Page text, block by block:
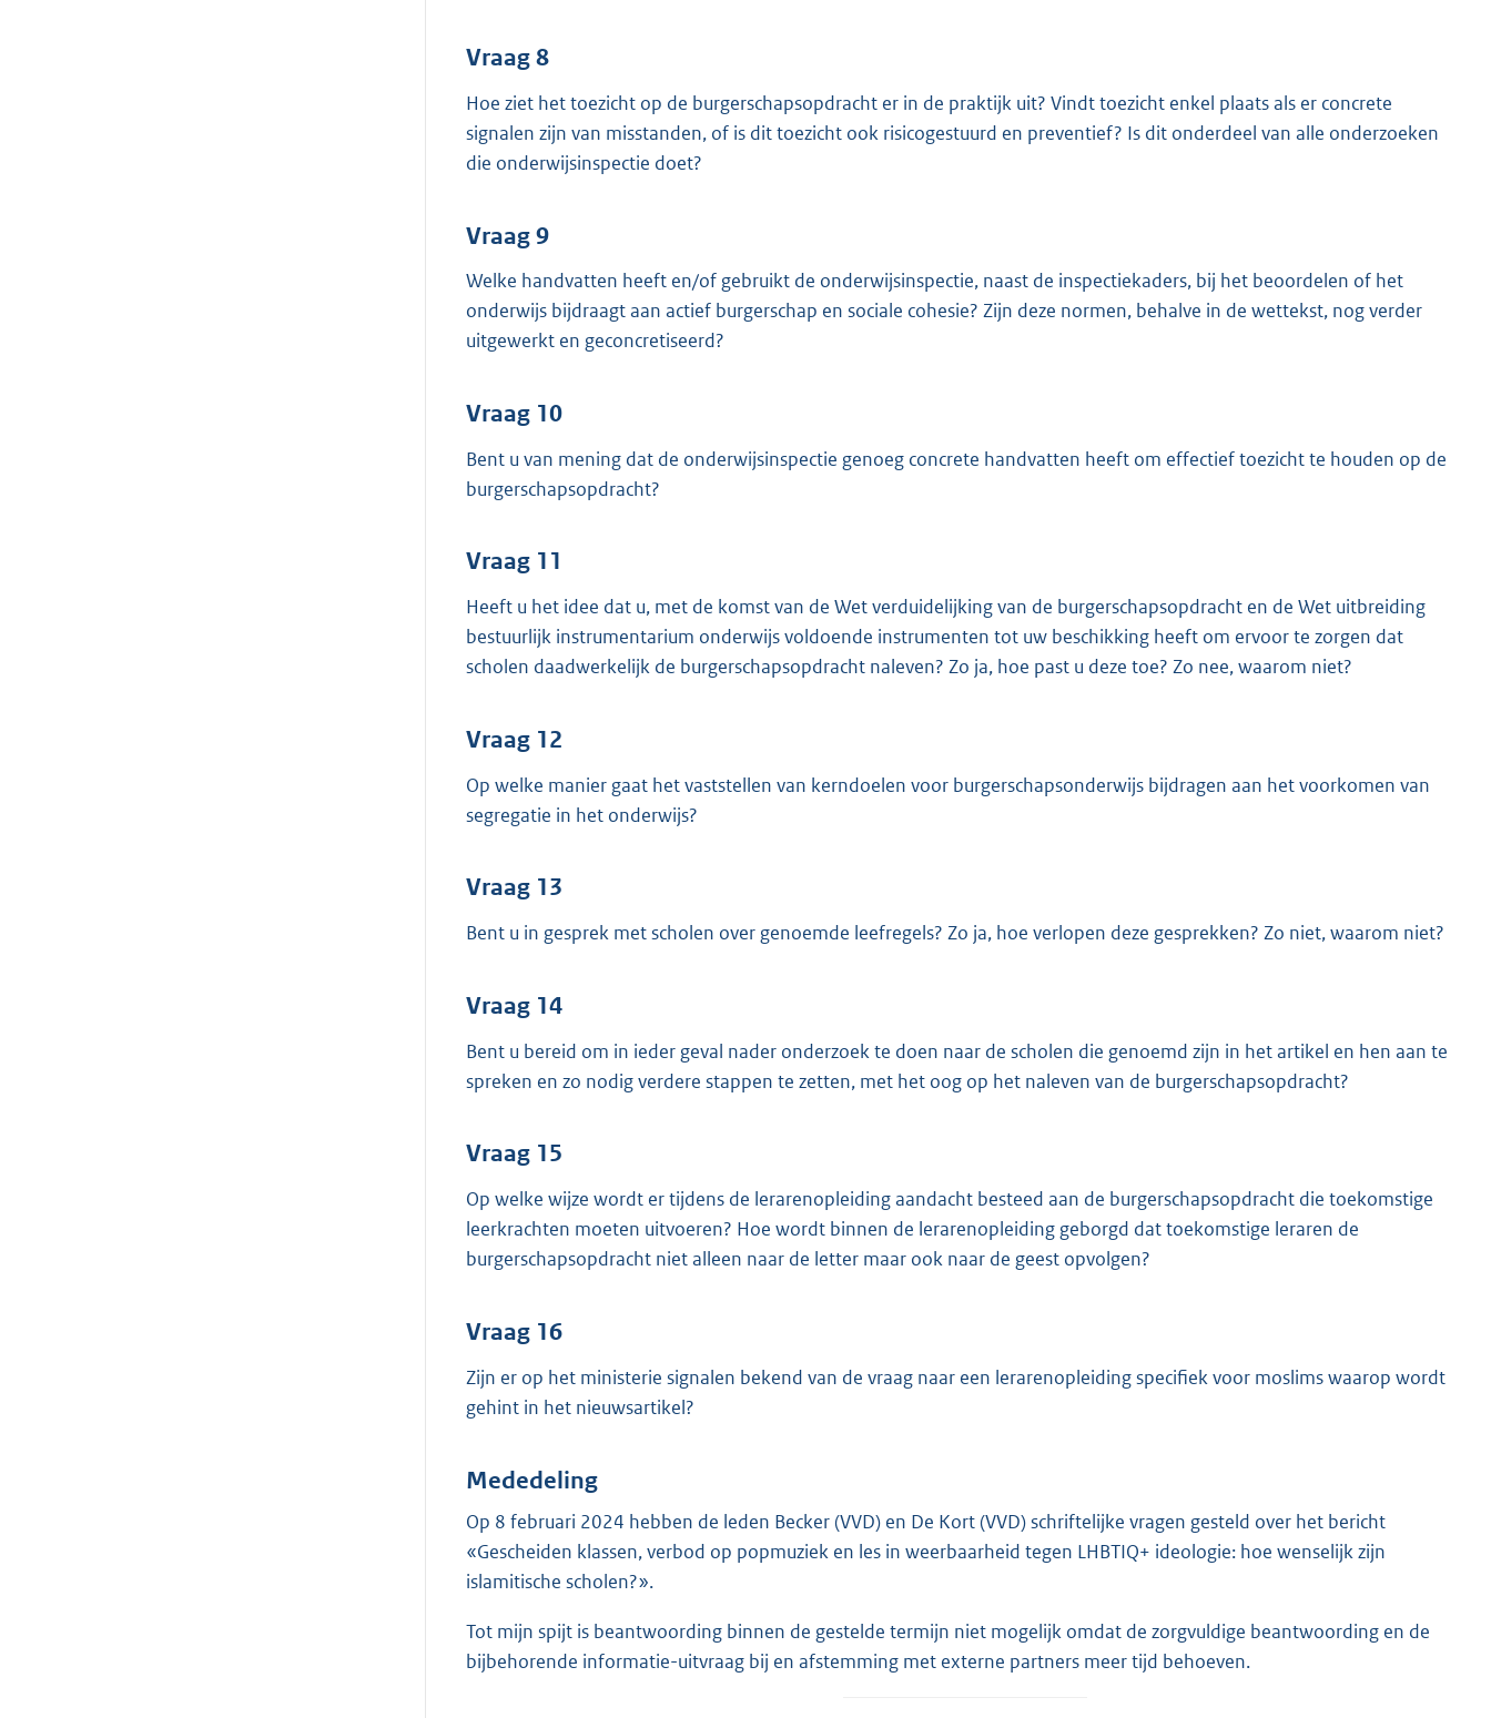
Vraag 8
Hoe ziet het toezicht op de burgerschapsopdracht er in de praktijk uit? Vindt toezicht enkel plaats als er concrete
signalen zijn van misstanden, of is dit toezicht ook risicogestuurd en preventief? Is dit onderdeel van alle onderzoeken
die onderwijsinspectie doet?
Vraag 9
Welke handvatten heeft en/of gebruikt de onderwijsinspectie, naast de inspectiekaders, bij het beoordelen of het
onderwijs bijdraagt aan actief burgerschap en sociale cohesie? Zijn deze normen, behalve in de wettekst, nog verder
uitgewerkt en geconcretiseerd?
Vraag 10
Bent u van mening dat de onderwijsinspectie genoeg concrete handvatten heeft om effectief toezicht te houden op de
burgerschapsopdracht?
Vraag 11
Heeft u het idee dat u, met de komst van de Wet verduidelijking van de burgerschapsopdracht en de Wet uitbreiding
bestuurlijk instrumentarium onderwijs voldoende instrumenten tot uw beschikking heeft om ervoor te zorgen dat
scholen daadwerkelijk de burgerschapsopdracht naleven? Zo ja, hoe past u deze toe? Zo nee, waarom niet?
Vraag 12
Op welke manier gaat het vaststellen van kerndoelen voor burgerschapsonderwijs bijdragen aan het voorkomen van
segregatie in het onderwijs?
Vraag 13
Bent u in gesprek met scholen over genoemde leefregels? Zo ja, hoe verlopen deze gesprekken? Zo niet, waarom niet?
Vraag 14
Bent u bereid om in ieder geval nader onderzoek te doen naar de scholen die genoemd zijn in het artikel en hen aan te
spreken en zo nodig verdere stappen te zetten, met het oog op het naleven van de burgerschapsopdracht?
Vraag 15
Op welke wijze wordt er tijdens de lerarenopleiding aandacht besteed aan de burgerschapsopdracht die toekomstige
leerkrachten moeten uitvoeren? Hoe wordt binnen de lerarenopleiding geborgd dat toekomstige leraren de
burgerschapsopdracht niet alleen naar de letter maar ook naar de geest opvolgen?
Vraag 16
Zijn er op het ministerie signalen bekend van de vraag naar een lerarenopleiding specifiek voor moslims waarop wordt
gehint in het nieuwsartikel?
Mededeling
Op 8 februari 2024 hebben de leden Becker (VVD) en De Kort (VVD) schriftelijke vragen gesteld over het bericht
«Gescheiden klassen, verbod op popmuziek en les in weerbaarheid tegen LHBTIQ+ ideologie: hoe wenselijk zijn
islamitische scholen?».
Tot mijn spijt is beantwoording binnen de gestelde termijn niet mogelijk omdat de zorgvuldige beantwoording en de
bijbehorende informatie-uitvraag bij en afstemming met externe partners meer tijd behoeven.